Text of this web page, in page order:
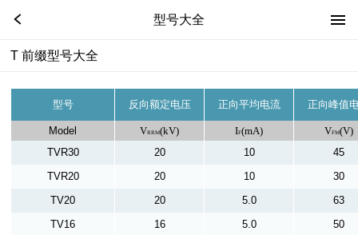
型号大全
T 前缀型号大全
型号 反向额定电压 正向平均电流 正向峰值
Model VRRM(kV) IF(mA) VFM(V)
TVR30 20 10
45
TVR20
20 10
30
TV20
20 5.0
63
TV16
16 5.0
50